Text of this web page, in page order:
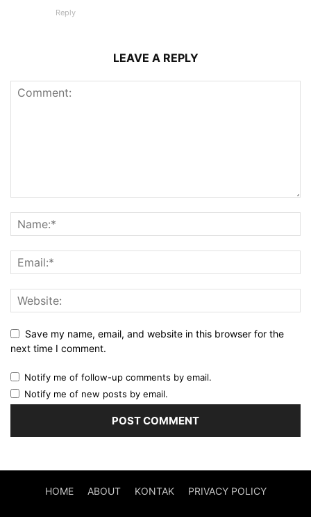
Reply
LEAVE A REPLY
Save my name, email, and website in this browser for the
next time I comment.
Notify me of follow-up comments by email.
Notify me of new posts by email.
HOME ABOUT KONTAK PRIVACY POLICY